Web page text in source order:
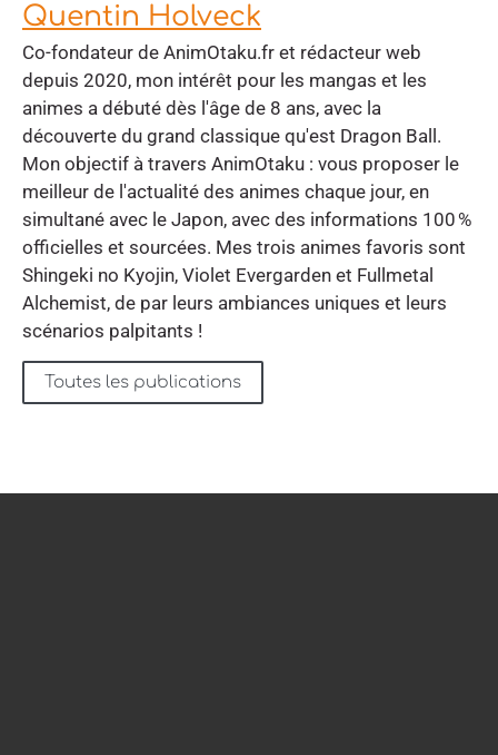
Quentin Holveck
Co-fondateur de AnimOtaku.fr et rédacteur web
depuis 2020, mon intérêt pour les mangas et les
animes a débuté dès l'âge de 8 ans, avec la
découverte du grand classique qu'est Dragon Ball.
Mon objectif à travers AnimOtaku : vous proposer le
meilleur de l'actualité des animes chaque jour, en
simultané avec le Japon, avec des informations 100 %
officielles et sourcées. Mes trois animes favoris sont
Shingeki no Kyojin, Violet Evergarden et Fullmetal
Alchemist, de par leurs ambiances uniques et leurs
scénarios palpitants !
Toutes les publications